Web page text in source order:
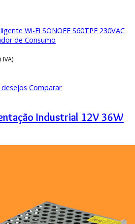
Wi-Fi SONOFF S60TPF 230VAC
de Consumo
IVA)
Comparar
Industrial 12V 36W